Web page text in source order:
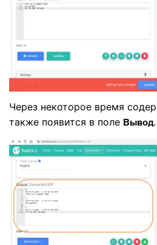
Через некоторое время
также появится в поле Вывод.